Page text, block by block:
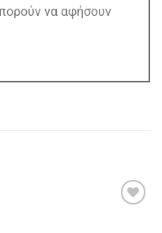
να αφήσουν